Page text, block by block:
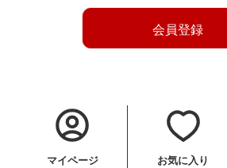
会員登録
マイページ お気に入り